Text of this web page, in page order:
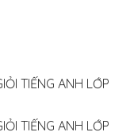
TIẾNG ANH LỚP
TIẾNG ANH LỚP